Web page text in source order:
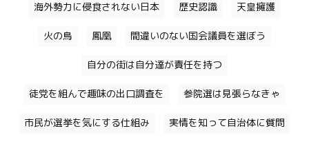
海外勢力に侵食されない日本 歴史認識 天皇擁護
火の鳥 鳳凰 間違いのない国会議員を選ぼう
自分の街は自分達が責任を持つ
徒党を組んで趣味の出口調査を 参院選は見張らなきゃ
市民が選挙を気にする仕組み 実情を知って自治体に質問